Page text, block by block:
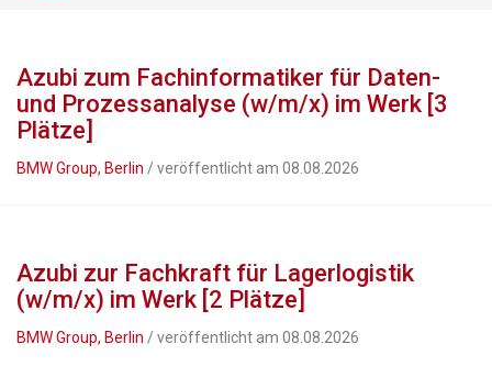
Azubi zum Fachinformatiker für Daten-
und Prozessanalyse (w/m/x) im Werk [3
Plätze]
BMW Group, Berlin / veröffentlicht am 08.08.2026
Azubi zur Fachkraft für Lagerlogistik
(w/m/x) im Werk [2 Plätze]
BMW Group, Berlin / veröffentlicht am 08.08.2026